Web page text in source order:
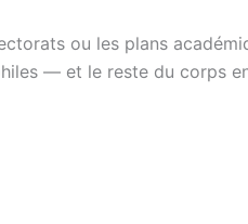
ou les plans
— et le reste du corps